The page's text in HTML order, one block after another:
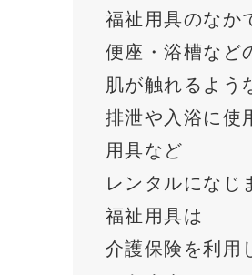
福祉用具のなか
便座・浴槽など
肌が触れるよう
排泄や入浴に使
用具など
レンタルになじ
福祉用具は
介護保険を利用